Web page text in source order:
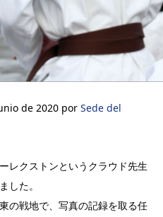
de 2020 por Sede del
レクストンというクラウド先生
した。
の戦地で、写真の記録を取る任